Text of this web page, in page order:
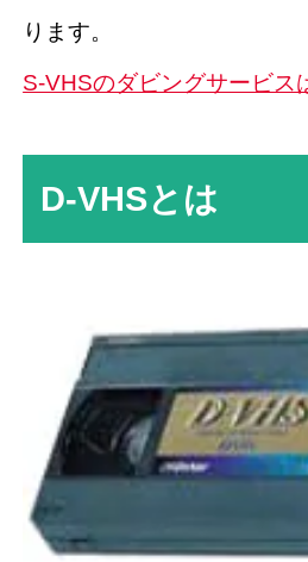
ります。
S-VHSのダビングサービス
D-VHSとは